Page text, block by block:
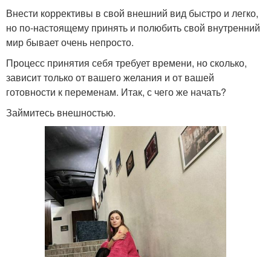
Внести коррективы в свой внешний вид быстро и легко,
но по-настоящему принять и полюбить свой внутренний
мир бывает очень непросто.
Процесс принятия себя требует времени, но сколько,
зависит только от вашего желания и от вашей
готовности к переменам. Итак, с чего же начать?
Займитесь внешностью.